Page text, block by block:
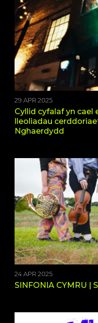
29 APR 2025
Cyllid cyfalaf yn cael
lleoliadau
Nghaerdydd
24 APR 2025
SINFONIA CYMRU |